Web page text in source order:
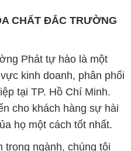
CHẤT ĐẮC TRƯỜNG
Phát tự hào là một
kinh doanh, phân phối
tại TP. Hồ Chí Minh.
cho khách hàng sự hài
họ một cách tốt nhất.
trong ngành, chúng tôi